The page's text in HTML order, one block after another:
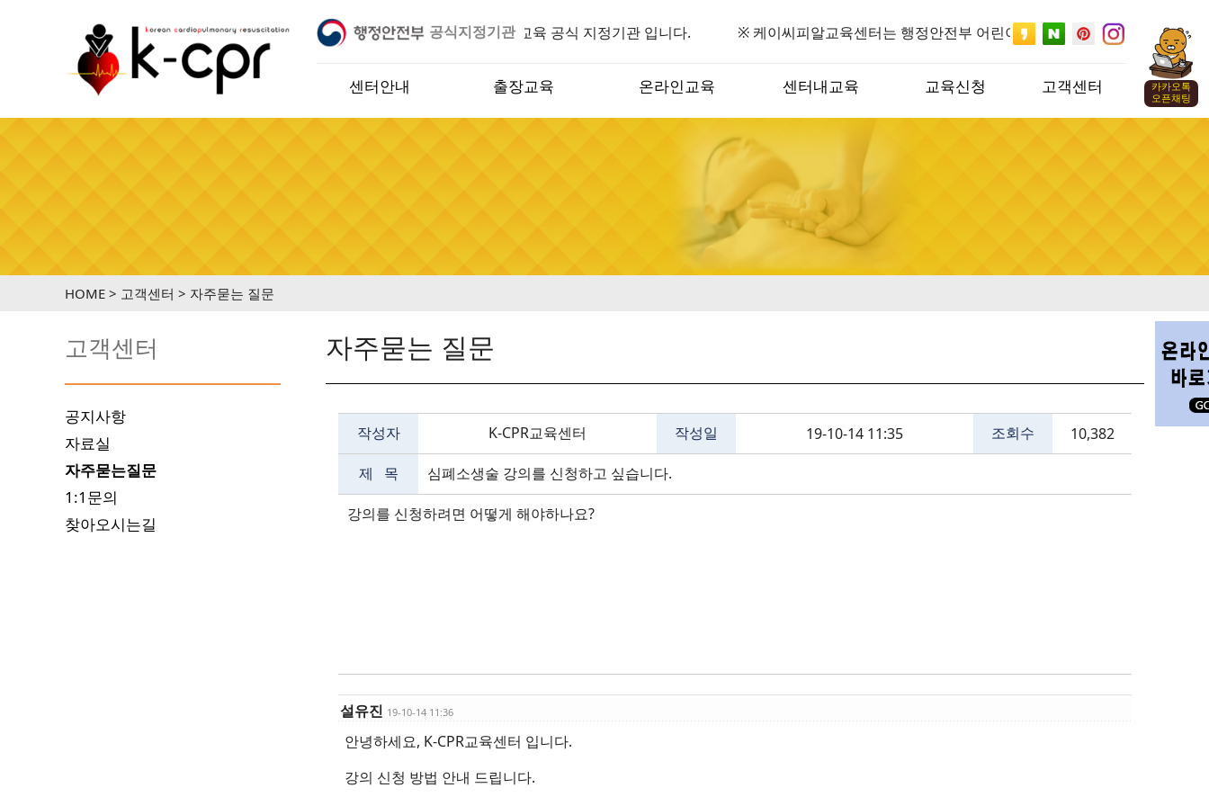
카카오톡
오픈채팅
공식지정기관
※ 케이씨피알교육센터는 행정안전부 어린이안전교육 공식 지정기관 입니다. ※ 케이씨피알교육센터는 행정안전부 어린이안전교육 공식 지정기관
육 공식 지정기관 입니다.
센터안내 출장교육 온라인교육 센터내교육 교육신청 고객센터
HOME > 고객센터 > 자주묻는 질문
고객센터
공지사항
자료실
자주묻는질문
1:1문의
찾아오시는길
자주묻는 질문
작성자 K-CPR교육센터 작성일 19-10-14 11:35 조회수
10,382
제 목
심폐소생술 강의를 신청하고 싶습니다.
강의를 신청하려면 어떻게 해야하나요?
설유진 19-10-14 11:36
안녕하세요, K-CPR교육센터 입니다.
강의 신청 방법 안내 드립니다.